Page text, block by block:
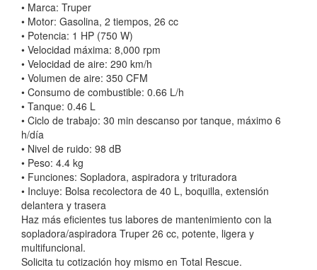
• Marca: Truper
• Motor: Gasolina, 2 tiempos, 26 cc
• Potencia: 1 HP (750 W)
• Velocidad máxima: 8,000 rpm
• Velocidad de aire: 290 km/h
• Volumen de aire: 350 CFM
• Consumo de combustible: 0.66 L/h
• Tanque: 0.46 L
• Ciclo de trabajo: 30 min descanso por tanque, máximo 6
h/día
• Nivel de ruido: 98 dB
• Peso: 4.4 kg
• Funciones: Sopladora, aspiradora y trituradora
• Incluye: Bolsa recolectora de 40 L, boquilla, extensión
delantera y trasera
Haz más eficientes tus labores de mantenimiento con la
sopladora/aspiradora Truper 26 cc, potente, ligera y
multifuncional.
Solicita tu cotización hoy mismo en Total Rescue.